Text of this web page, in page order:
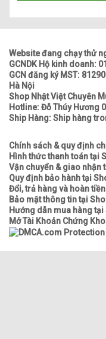
Website đang chạy thử
GCNDK Hộ kinh doanh:
GCN đăng ký MST:
Hà Nội
Shop Nhật Việt Chuyên
Hotline: Đỗ Thúy Hương
Ship Hàng: Ship hàng
Chính sách & quy định
Hình thức thanh toán tại
Vận chuyển & giao nhận
Quy định bảo hành tại
Đổi, trả hàng và hoàn
Bảo mật thông tin tại
Hướng dẫn mua hàng tại
Mở Tài Khoản Chứng